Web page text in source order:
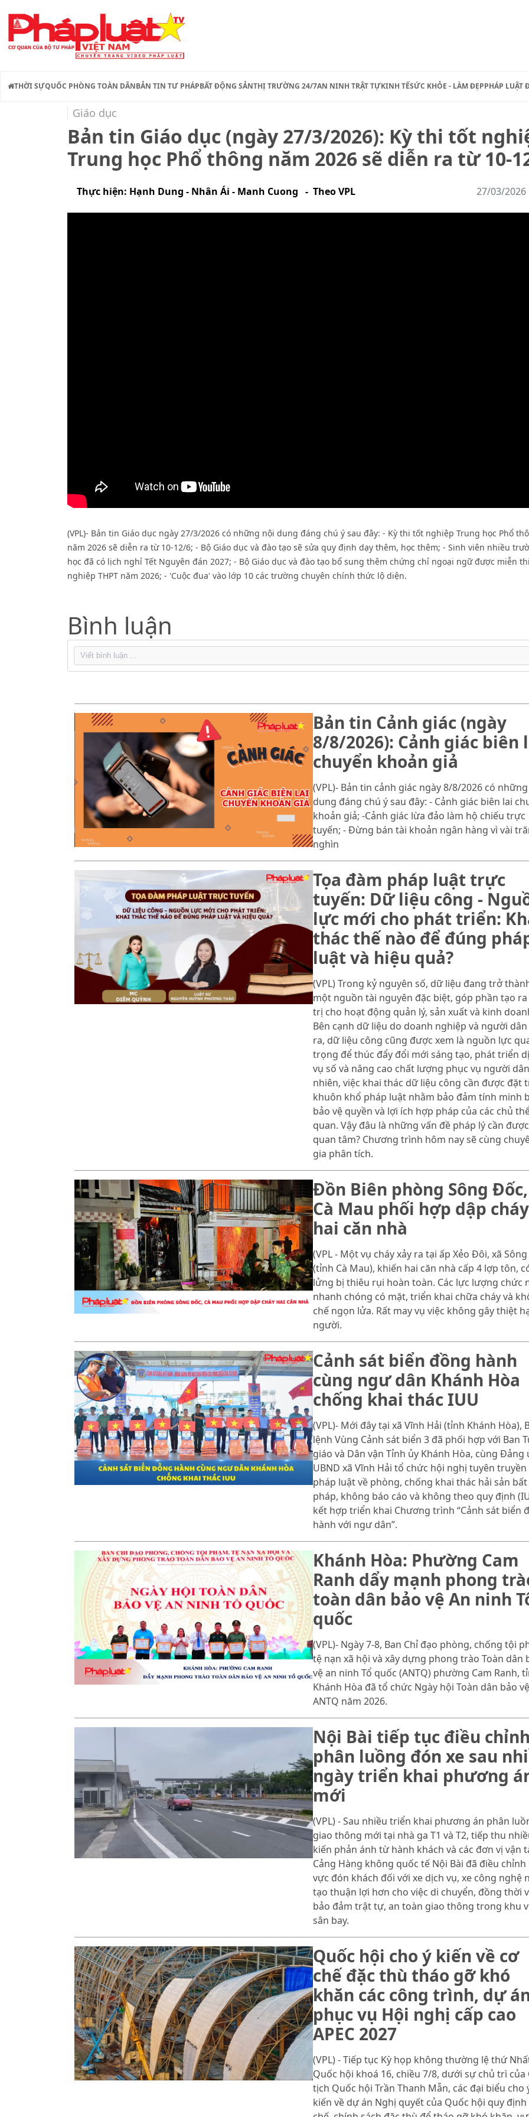
THỜI SỰQUỐC PHÒNG TOÀN DÂNBẢN TIN TƯ PHÁPBẤT ĐỘNG SẢNTHỊ TRƯỜNG 24/7AN NINH TRẬT TỰKINH TẾSỨC KHỎE - LÀM ĐẸPPHÁP LUẬT
Giáo dục
Bản tin Giáo dục (ngày 27/3/2026): Kỳ thi tốt
Trung học Phổ thông năm 2026 sẽ diễn ra từ 10-
Thực hiện: Hạnh Dung - Nhân Ái - Manh Cuong - Theo VPL 27/03/2026
(VPL)- Bản tin Giáo dục ngày 27/3/2026 có những nội dung đáng chú ý sau đây: - Kỳ thi tốt nghiệp Trung học Phổ
năm 2026 sẽ diễn ra từ 10-12/6; - Bộ Giáo dục và đào tạo sẽ sửa quy định dạy thêm, học thêm; - Sinh viên nhiều
học đã có lịch nghỉ Tết Nguyên đán 2027; - Bộ Giáo dục và đào tạo bổ sung thêm chứng chỉ ngoại ngữ được miễn
nghiệp THPT năm 2026; - 'Cuộc đua' vào lớp 10 các trường chuyên chính thức lộ diện.
Bình luận
Bản tin Cảnh giác (ngày
8/8/2026): Cảnh giác biên
chuyển khoản giả
(VPL)- Bản tin cảnh giác ngày 8/8/2026 có
dung đáng chú ý sau đây: - Cảnh giác biên lai
khoản giả; -Cảnh giác lừa đảo làm hộ chiếu trực
tuyến; - Đừng bán tài khoản ngân hàng vì vài
nghìn
Tọa đàm pháp luật trực
tuyến: Dữ liệu công -
lực mới cho phát triển:
thác thế nào để đúng
luật và hiệu quả?
(VPL) Trong kỷ nguyên số, dữ liệu đang trở
một nguồn tài nguyên đặc biệt, góp phần tạo ra
trị cho hoạt động quản lý, sản xuất và kinh
Bên cạnh dữ liệu do doanh nghiệp và người
ra, dữ liệu công cũng được xem là nguồn lực
trọng để thúc đẩy đổi mới sáng tạo, phát triển
vụ số và nâng cao chất lượng phục vụ người
nhiên, việc khai thác dữ liệu công cần được đặt
khuôn khổ pháp luật nhằm bảo đảm tính minh
bảo vệ quyền và lợi ích hợp pháp của các chủ
quan. Vậy đâu là những vấn đề pháp lý cần được
quan tâm? Chương trình hôm nay sẽ cùng
gia phân tích.
Đồn Biên phòng Sông Đốc,
Cà Mau phối hợp dập cháy
hai căn nhà
(VPL - Một vụ cháy xảy ra tại ấp Xẻo Đôi, xã
(tỉnh Cà Mau), khiến hai căn nhà cấp 4 lợp tôn,
lửng bị thiêu rụi hoàn toàn. Các lực lượng chức
nhanh chóng có mặt, triển khai chữa cháy và
chế ngọn lửa. Rất may vụ việc không gây thiệt
người.
Cảnh sát biển đồng hành
cùng ngư dân Khánh Hòa
chống khai thác IUU
(VPL)- Mới đây tại xã Vĩnh Hải (tỉnh Khánh Hòa),
lệnh Vùng Cảnh sát biển 3 đã phối hợp với Ban
giáo và Dân vận Tỉnh ủy Khánh Hòa, cùng Đảng
UBND xã Vĩnh Hải tổ chức hội nghị tuyên truyền
pháp luật về phòng, chống khai thác hải sản
pháp, không báo cáo và không theo quy định
kết hợp triển khai Chương trình “Cảnh sát biển
hành với ngư dân”.
Khánh Hòa: Phường Cam
Ranh dẩy mạnh phong
toàn dân bảo vệ An ninh
quốc
(VPL)- Ngày 7-8, Ban Chỉ đạo phòng, chống tội
tệ nạn xã hội và xây dựng phong trào Toàn dân
vệ an ninh Tổ quốc (ANTQ) phường Cam Ranh,
Khánh Hòa đã tổ chức Ngày hội Toàn dân bảo vệ
ANTQ năm 2026.
Nội Bài tiếp tục điều chỉnh
phân luồng đón xe sau
ngày triển khai phương
mới
(VPL) - Sau nhiều triển khai phương án phân
giao thông mới tại nhà ga T1 và T2, tiếp thu
kiến phản ánh từ hành khách và các đơn vị vận
Cảng Hàng không quốc tế Nội Bài đã điều chỉnh
vực đón khách đối với xe dịch vụ, xe công nghệ
tạo thuận lợi hơn cho việc di chuyển, đồng thời
bảo đảm trật tự, an toàn giao thông trong khu
sân bay.
Quốc hội cho ý kiến về cơ
chế đặc thù tháo gỡ khó
khăn các công trình, dự
phục vụ Hội nghị cấp cao
APEC 2027
(VPL) - Tiếp tục Kỳ họp không thường lệ thứ
Quốc hội khoá 16, chiều 7/8, dưới sự chủ trì của
tịch Quốc hội Trần Thanh Mẫn, các đại biểu cho
kiến về dự án Nghị quyết của Quốc hội quy định